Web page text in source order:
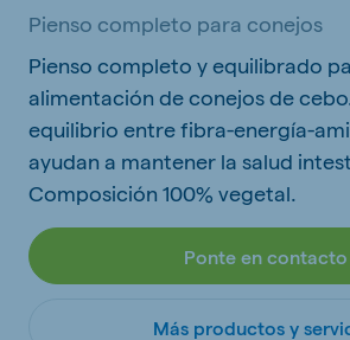
Pienso completo para conejos
Pienso completo y equilibrado
alimentación de conejos de
equilibrio entre fibra-energía-
ayudan a mantener la salud
Composición 100% vegetal.
Ponte en contacto
Más productos y